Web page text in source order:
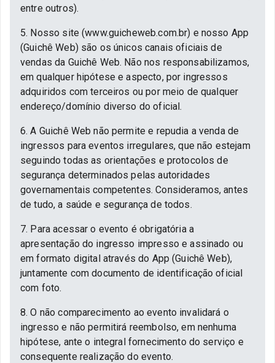
entre outros).
5. Nosso site (www.guicheweb.com.br) e nosso App
(Guichê Web) são os únicos canais oficiais de
vendas da Guichê Web. Não nos responsabilizamos,
em qualquer hipótese e aspecto, por ingressos
adquiridos com terceiros ou por meio de qualquer
endereço/domínio diverso do oficial.
6. A Guichê Web não permite e repudia a venda de
ingressos para eventos irregulares, que não estejam
seguindo todas as orientações e protocolos de
segurança determinados pelas autoridades
governamentais competentes. Consideramos, antes
de tudo, a saúde e segurança de todos.
7. Para acessar o evento é obrigatória a
apresentação do ingresso impresso e assinado ou
em formato digital através do App (Guichê Web),
juntamente com documento de identificação oficial
com foto.
8. O não comparecimento ao evento invalidará o
ingresso e não permitirá reembolso, em nenhuma
hipótese, ante o integral fornecimento do serviço e
consequente realização do evento.